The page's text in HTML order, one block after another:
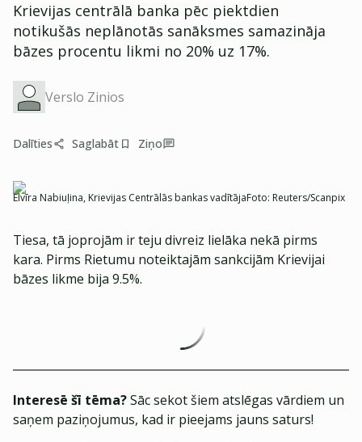
Krievijas centrālā banka pēc piektdien
notikušās neplānotās sanāksmes samazināja
bāzes procentu likmi no 20% uz 17%.
Verslo Zinios
Dalīties Saglabāt Ziņo
Elvīra Nabiuļina, Krievijas Centrālās bankas vadītājaFoto: Reuters/Scanpix
Tiesa, tā joprojām ir teju divreiz lielāka nekā pirms
kara. Pirms Rietumu noteiktajām sankcijām Krievijai
bāzes likme bija 9.5%.
Interesē šī tēma?Sāc sekot šiem atslēgas vārdiem un
saņem paziņojumus, kad ir pieejams jauns saturs!